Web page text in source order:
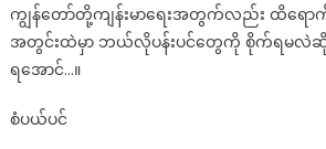
ကျွန်တော်တို့ကျန်းမာရေးအတွက်လည်း ထိရော
အတွင်းထဲမှာ ဘယ်လိုပန်းပင်တွေကို စိုက်ရမ
ရအောင်…။
စံပယ်ပင်